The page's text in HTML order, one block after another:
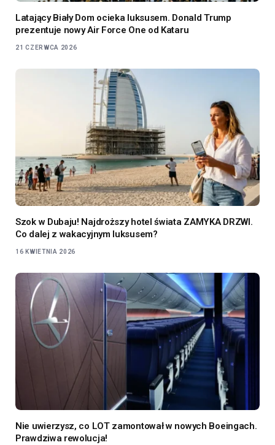
Latający Biały Dom ocieka luksusem. Donald Trump
prezentuje nowy Air Force One od Kataru
21 CZERWCA 2026
Szok w Dubaju! Najdroższy hotel świata ZAMYKA DRZWI.
Co dalej z wakacyjnym luksusem?
16 KWIETNIA 2026
Nie uwierzysz, co LOT zamontował w nowych Boeingach.
Prawdziwa rewolucja!